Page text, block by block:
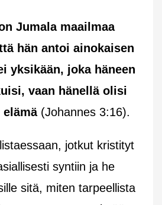
Jumala maailmaa
hän antoi ainokaisen
yksikään, joka häneen
vaan hänellä olisi
(Johannes 3:16).
jotkut kristityt
syntiin ja he
sitä, miten tarpeellista